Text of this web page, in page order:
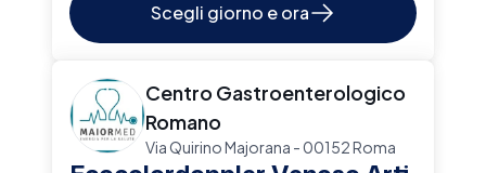
Scegli giorno e ora
Centro Gastroenterologico
Romano
Via Quirino Majorana - 00152 Roma